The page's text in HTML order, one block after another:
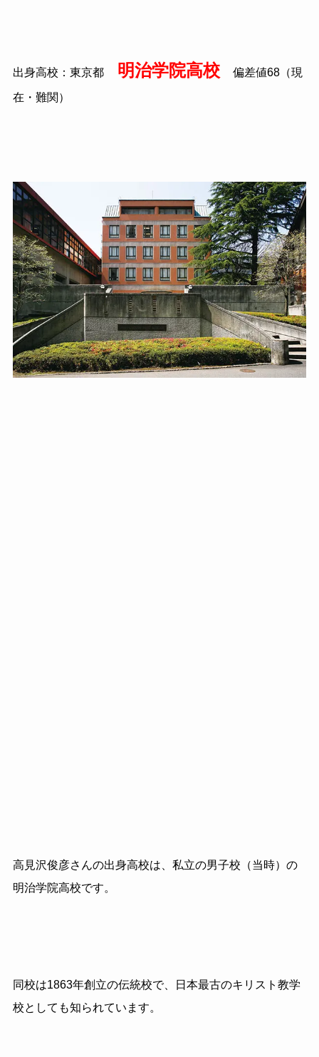
出身高校：東京都 明治学院高校 偏差値68（現
在・難関）
高見沢俊彦さんの出身高校は、私立の男子校（当時）の
明治学院高校です。
同校は1863年創立の伝統校で、日本最古のキリスト教学
校としても知られています。